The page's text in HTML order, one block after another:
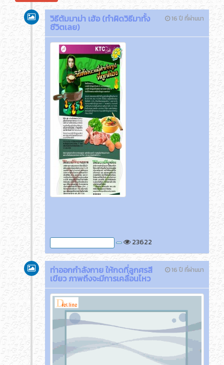
16 ปี ที่ผ่านมา
วิธีต้มมาม่า เฮ้อ (ทำผิดวิธีมาทั้ง
ชีวิตเลย)
23622
16 ปี ที่ผ่านมา
ท่าออกกำลังกาย ให้กดที่ลูกศรสี
เขียว ภาพถึงจะมีการเคลื่อนไหว